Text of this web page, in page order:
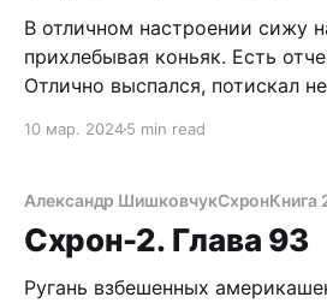
В отличном настроении сижу
прихлебывая коньяк. Есть
Отлично выспался, потискал
треть приусадебного участка.
возможности моего ниггера.
радости, когда я вернулся
фонарике почти сели.
10 мар. 20245 min read
Александр ШишковчукСхронКнига
Схрон-2. Глава 93
Ругань взбешенных